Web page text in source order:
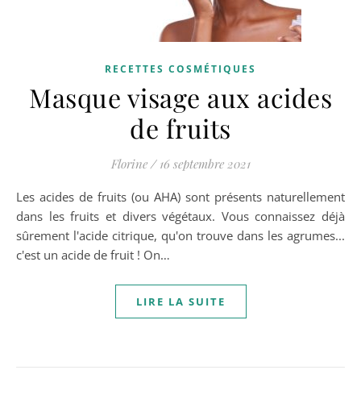
RECETTES COSMÉTIQUES
Masque visage aux acides
de fruits
Florine / 16 septembre 2021
Les acides de fruits (ou AHA) sont présents naturellement
dans les fruits et divers végétaux. Vous connaissez déjà
sûrement l'acide citrique, qu'on trouve dans les agrumes...
c'est un acide de fruit ! On…
LIRE LA SUITE